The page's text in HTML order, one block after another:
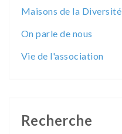
Maisons de la Diversité
On parle de nous
Vie de l'association
Recherche